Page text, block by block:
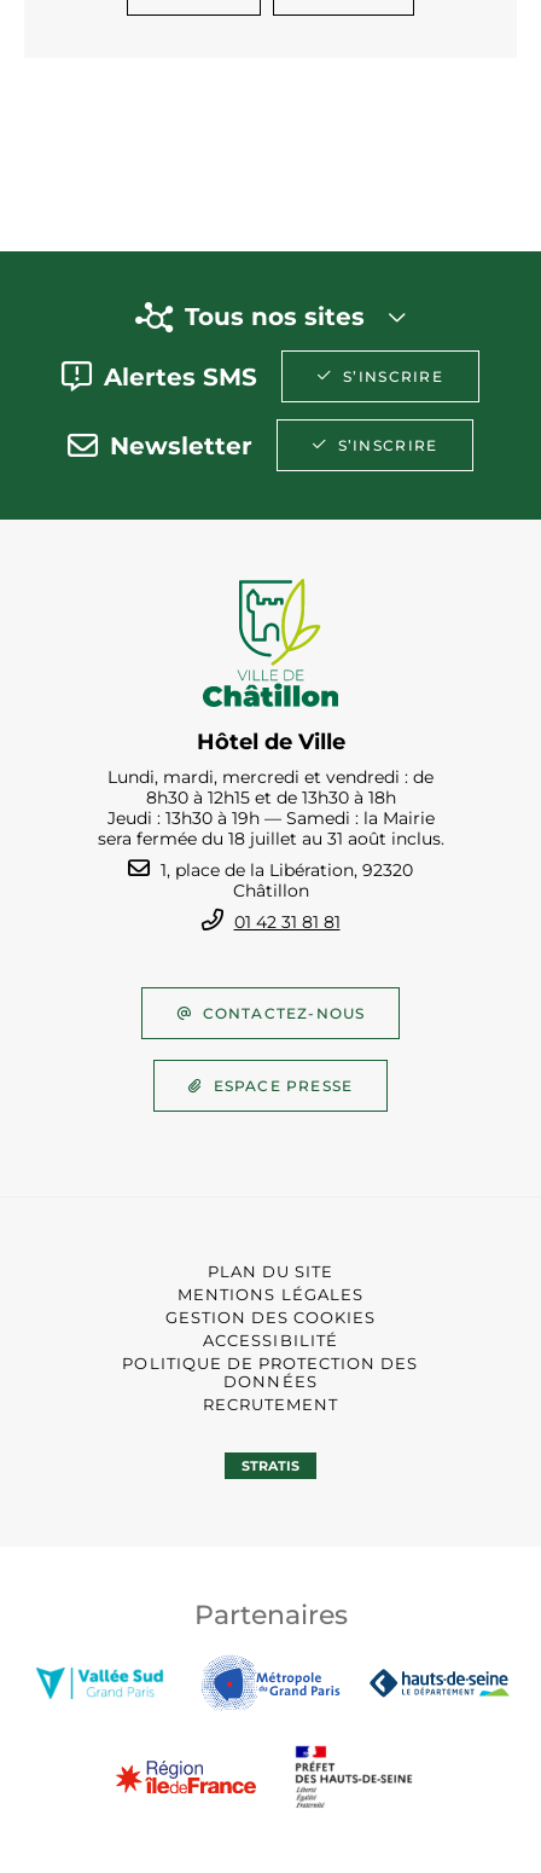
Tous nos sites
Alertes SMS S’INSCRIRE
Newsletter S’INSCRIRE
Hôtel de Ville
Lundi, mardi, mercredi et vendredi : de
8h30 à 12h15 et de 13h30 à 18h
Jeudi : 13h30 à 19h — Samedi : la Mairie
sera fermée du 18 juillet au 31 août inclus.
1, place de la Libération, 92320
Châtillon
01 42 31 81 81
CONTACTEZ-NOUS
ESPACE PRESSE
PLAN DU SITE
MENTIONS LÉGALES
GESTION DES COOKIES
ACCESSIBILITÉ
POLITIQUE DE PROTECTION DES
DONNÉES
RECRUTEMENT
STRATIS
Partenaires